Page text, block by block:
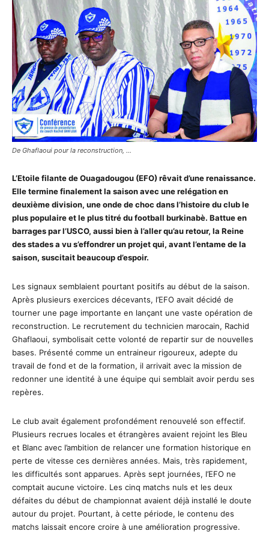
De Ghaflaoui pour la reconstruction, …
L’Etoile filante de Ouagadougou (EFO) rêvait d’une renaissance.
Elle termine finalement la saison avec une relégation en
deuxième division, une onde de choc dans l’histoire du club le
plus populaire et le plus titré du football burkinabè. Battue en
barrages par l’USCO, aussi bien à l’aller qu’au retour, la Reine
des stades a vu s’effondrer un projet qui, avant l’entame de la
saison, suscitait beaucoup d’espoir.
Les signaux semblaient pourtant positifs au début de la saison.
Après plusieurs exercices décevants, l’EFO avait décidé de
tourner une page importante en lançant une vaste opération de
reconstruction. Le recrutement du technicien marocain, Rachid
Ghaflaoui, symbolisait cette volonté de repartir sur de nouvelles
bases. Présenté comme un entraineur rigoureux, adepte du
travail de fond et de la formation, il arrivait avec la mission de
redonner une identité à une équipe qui semblait avoir perdu ses
repères.
Le club avait également profondément renouvelé son effectif.
Plusieurs recrues locales et étrangères avaient rejoint les Bleu
et Blanc avec l’ambition de relancer une formation historique en
perte de vitesse ces dernières années. Mais, très rapidement,
les difficultés sont apparues. Après sept journées, l’EFO ne
comptait aucune victoire. Les cinq matchs nuls et les deux
défaites du début de championnat avaient déjà installé le doute
autour du projet. Pourtant, à cette période, le contenu des
matchs laissait encore croire à une amélioration progressive.